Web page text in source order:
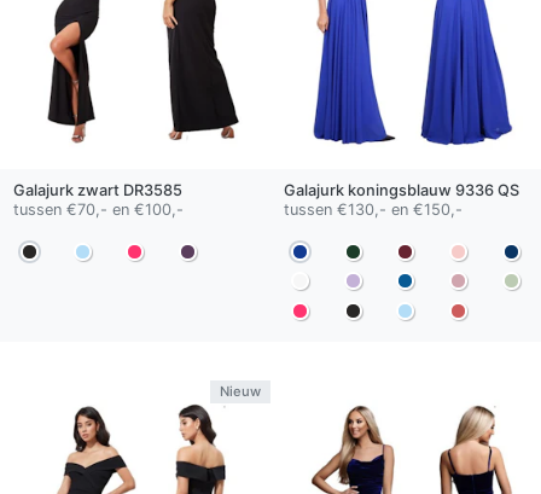
Galajurk zwartDR3585
tussen €70,- en €100,-
Galajurk koningsblauw 9336 QS
tussen €130,- en €150,-
Nieuw